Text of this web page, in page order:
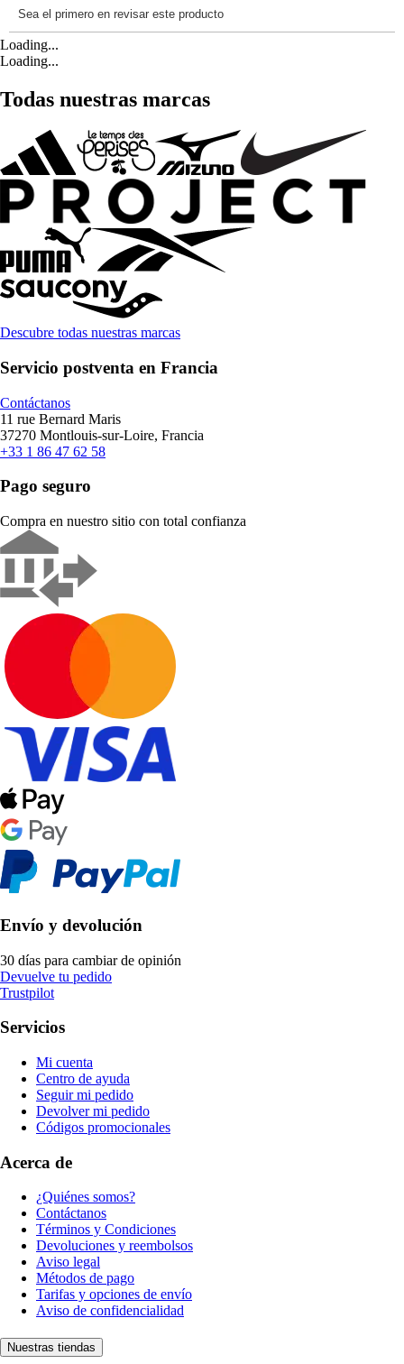
Loading...
Loading...
Todas nuestras marcas
Descubre todas nuestras marcas
Servicio postventa en Francia
Contáctanos
11 rue Bernard Maris
37270 Montlouis-sur-Loire, Francia
+33 1 86 47 62 58
Pago seguro
Compra en nuestro sitio con total confianza
Envío y devolución
30 días para cambiar de opinión
Devuelve tu pedido
Trustpilot
Servicios
Mi cuenta
Centro de ayuda
Seguir mi pedido
Devolver mi pedido
Códigos promocionales
Acerca de
¿Quiénes somos?
Contáctanos
Términos y Condiciones
Devoluciones y reembolsos
Aviso legal
Métodos de pago
Tarifas y opciones de envío
Aviso de confidencialidad
Nuestras tiendas